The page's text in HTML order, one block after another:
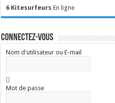
6 Kitesurfeurs En ligne
Connectez-vous
Nom d'utilisateur ou E-mail
Mot de passe